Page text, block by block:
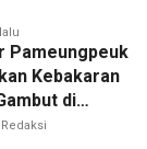
Pameungpeuk
Kebakaran
di
Permukiman
Redaksi